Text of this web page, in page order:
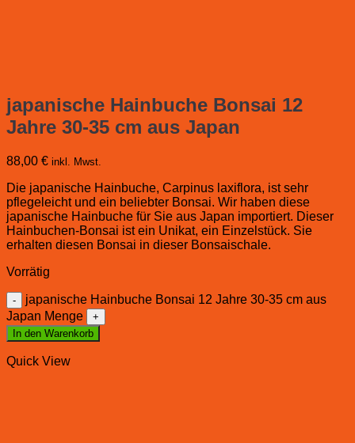
japanische Hainbuche Bonsai 12
Jahre 30-35 cm aus Japan
88,00 € inkl. Mwst.
Die japanische Hainbuche, Carpinus laxiflora, ist sehr
pflegeleicht und ein beliebter Bonsai. Wir haben diese
japanische Hainbuche für Sie aus Japan importiert. Dieser
Hainbuchen-Bonsai ist ein Unikat, ein Einzelstück. Sie
erhalten diesen Bonsai in dieser Bonsaischale.
Vorrätig
japanische Hainbuche Bonsai 12 Jahre 30-35 cm aus
Japan Menge
In den Warenkorb
Quick View